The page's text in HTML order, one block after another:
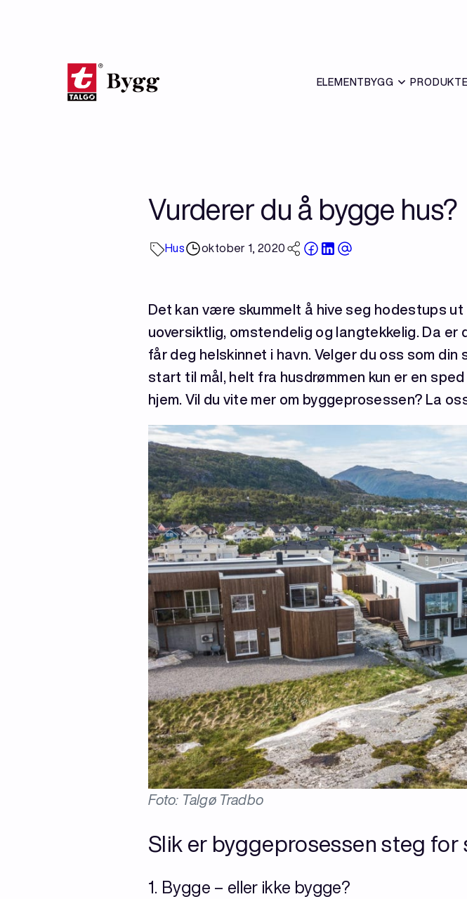
ELEMENTBYGG
Vurderer du å bygge hus?
Hus oktober 1, 2020
Det kan være skummelt å hive seg hodestups
uoversiktlig, omstendelig og langtekkelig. Da
får deg helskinnet i havn. Velger du oss som
start til mål, helt fra husdrømmen kun er en
hjem. Vil du vite mer om byggeprosessen? La
Foto: Talgø Tradbo
Slik er byggeprosessen steg for
1. Bygge – eller ikke bygge?